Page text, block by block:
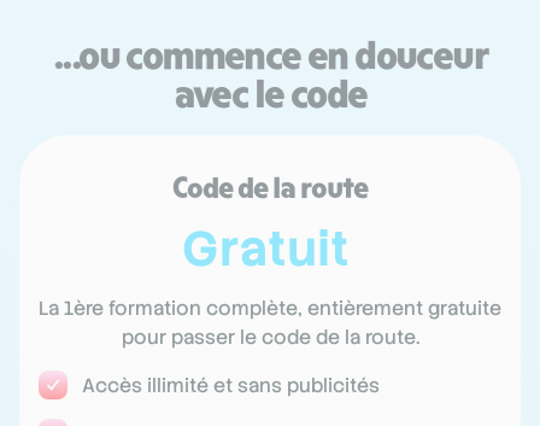
...ou commence en douceur
avec le code
Code de la route
Gratuit
La 1ère formation complète, entièrement gratuite
pour passer le code de la route.
Accès illimité et sans publicités